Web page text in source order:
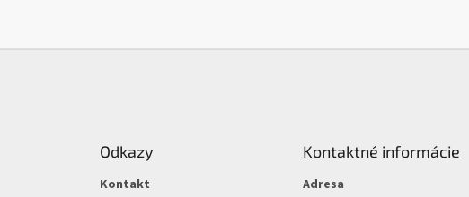
Odkazy
Kontakt
Kontaktné informácie
Adresa